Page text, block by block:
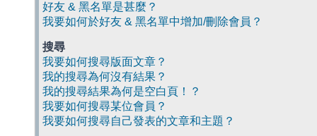
好友 & 黑名單是甚麼？
我要如何於好友 & 黑名單中增加/刪除會員？
搜尋
我要如何搜尋版面文章？
我的搜尋為何沒有結果？
我的搜尋結果為何是空白頁！？
我要如何搜尋某位會員？
我要如何搜尋自己發表的文章和主題？